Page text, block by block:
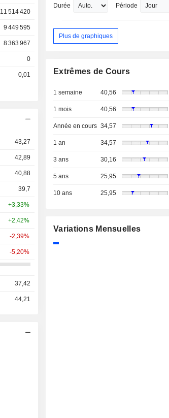
11 514 420
9 449 595
8 363 967
0
0,01
43,27
42,89
40,88
39,7
+3,33%
+2,42%
-2,39%
-5,20%
37,42
44,21
Durée Période
Plus de graphiques
Extrêmes de Cours
1 semaine 40,56
1 mois 40,56
Année en cours 34,57
1 an 34,57
3 ans 30,16
5 ans 25,95
10 ans 25,95
Variations Mensuelles